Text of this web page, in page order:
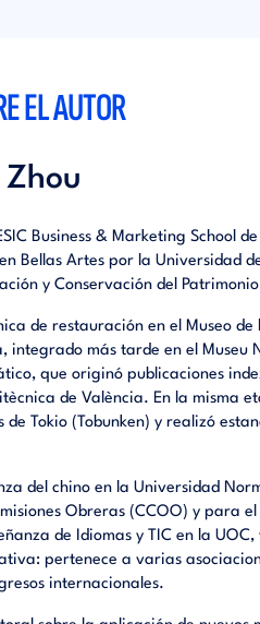
EL AUTOR
Business & Marketing School
Bellas Artes por la Universidad
y Conservación del Patrimonio
de restauración en el Museo
integrado más tarde en el Museu
que originó publicaciones
de València. En la misma
Tokio (Tobunken) y realizó
del chino en la Universidad
Obreras (CCOO) y para el
de Idiomas y TIC en la
pertenece a varias
internacionales.